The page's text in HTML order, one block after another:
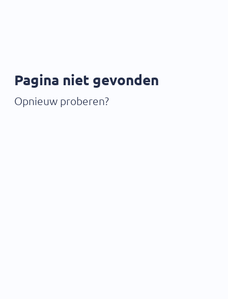
Pagina niet gevonden
Opnieuw proberen?